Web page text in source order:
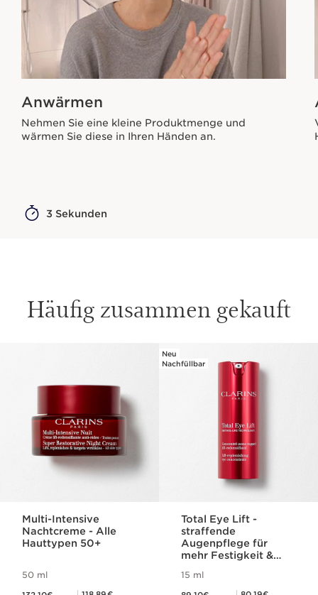
Anwärmen
Nehmen Sie eine kleine Produktmenge und
wärmen Sie diese in Ihren Händen an.
3 Sekunden
Häufig zusammen gekauft
Multi-Intensive
Nachtcreme - Alle
Hauttypen 50+
50 ml
Neu
Nachfüllbar
Total Eye Lift -
straffende
Augenpflege für
mehr Festigkeit &
15 ml